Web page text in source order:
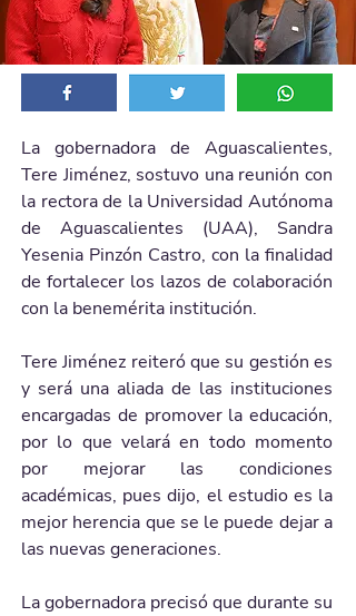
La gobernadora de Aguascalientes,
Tere Jiménez, sostuvo una reunión con
la rectora de la Universidad Autónoma
de Aguascalientes (UAA), Sandra
Yesenia Pinzón Castro, con la finalidad
de fortalecer los lazos de colaboración
con la benemérita institución.
Tere Jiménez reiteró que su gestión es
y será una aliada de las instituciones
encargadas de promover la educación,
por lo que velará en todo momento
por mejorar las condiciones
académicas, pues dijo, el estudio es la
mejor herencia que se le puede dejar a
las nuevas generaciones.
La gobernadora precisó que durante su